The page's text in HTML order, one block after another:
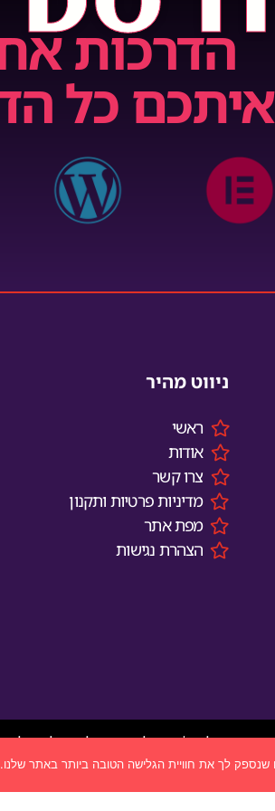
הדרכות
איתכם כל
ניווט מהיר
ראשי
אודות
צרו קשר
מדיניות פרטיות ותקנון
מפת אתר
הצהרת נגישות
ט.ל.ח | אין להעתיק לשכפל או